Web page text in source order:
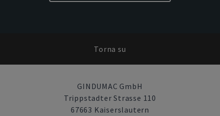
Torna su
GINDUMAC GmbH
Trippstadter Strasse 110
67663 Kaiserslautern